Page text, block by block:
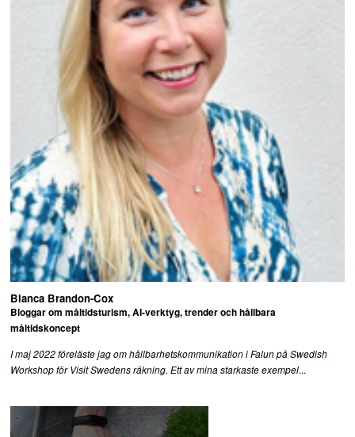
Bianca Brandon-Cox
Bloggar om måltidsturism, AI-verktyg, trender och hållbara
måltidskoncept
I maj 2022 föreläste jag om hållbarhetskommunikation i Falun på Swedish
Workshop för Visit Swedens räkning. Ett av mina starkaste exempel...